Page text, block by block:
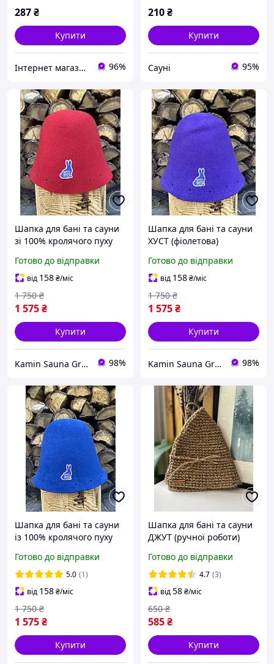
287₴
Купити
Інтернет магазин Постелюшка (Домашній текстиль, сумки, товари для дому та відпочинку) 96%
210₴
Купити
Сауні 95%
Шапка для бані та сауни
зі 100% кролячого пуху
Готово до відправки
від 158₴/міс
1 575₴
1 750 ₴
Купити
Kamin Sauna Group - каміни, печі, сауни, бані, хамами, барбекю та грилі. 98%
Шапка для бані та сауни
ХУСТ (фіолетова)
Готово до відправки
від 158₴/міс
1 575₴
1 750 ₴
Купити
Kamin Sauna Group - каміни, печі, сауни, бані, хамами, барбекю та грилі. 98%
Шапка для бані та сауни
із 100% кролячого пуху
Готово до відправки
5.0 (1)
від 158₴/міс
1 575₴
1 750 ₴
Купити
Шапка для бані та сауни
ДЖУТ (ручної роботи)
Готово до відправки
4.7 (3)
від58₴/міс
585₴
650 ₴
Купити